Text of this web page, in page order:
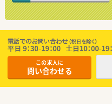
この求人に
問い合わせる